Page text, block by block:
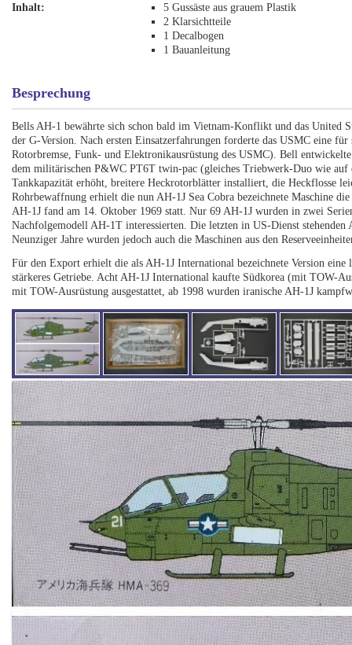
Inhalt:
5 Gussäste aus grauem Plastik
2 Klarsichtteile
1 Decalbogen
1 Bauanleitung
Besprechung
Bells AH-1 bewährte sich schon bald im Vietnam-Konflikt und das United
der G-Version. Nach ersten Einsatzerfahrungen forderte das USMC eine
Rotorbremse, Funk- und Elektronikausrüstung des USMC). Bell
dem militärischen P&WC PT6T twin-pac (gleiches Triebwerk-Duo wie
Tankkapazität erhöht, breitere Heckrotorblätter installiert, die Heckflosse
Rohrbewaffnung erhielt die nun AH-1J Sea Cobra bezeichnete Maschine
AH-1J fand am 14. Oktober 1969 statt. Nur 69 AH-1J wurden in zwei
Nachfolgemodell AH-1T interessierten. Die letzten in US-Dienst
Neunziger Jahre wurden jedoch auch die Maschinen aus den
Für den Export erhielt die als AH-1J International bezeichnete Version
stärkeres Getriebe. Acht AH-1J International kaufte Südkorea (mit TOW-
mit TOW-Ausrüstung ausgestattet, ab 1998 wurden iranische AH-1J